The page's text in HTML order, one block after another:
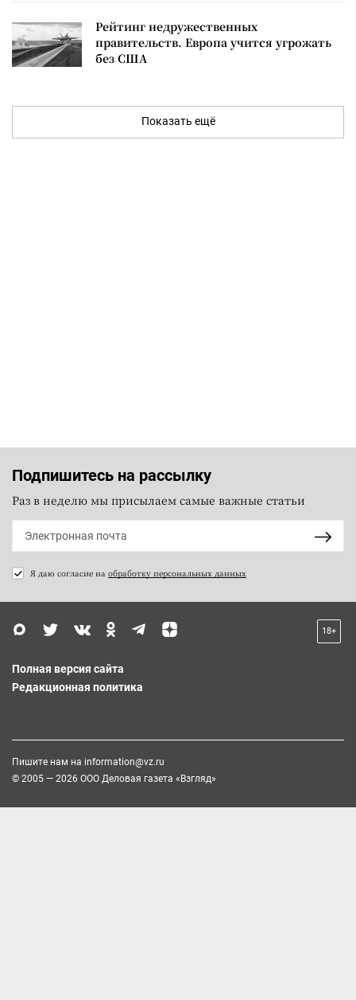
Рейтинг недружественных
правительств. Европа учится угрожать
без США
Показать ещё
Подпишитесь на рассылку
Раз в неделю мы присылаем самые важные статьи
Я даю согласие на обработку персональных данных
18+
Полная версия сайта
Редакционная политика
Пишите нам на information@vz.ru
© 2005 — 2026 ООО Деловая газета «Взгляд»